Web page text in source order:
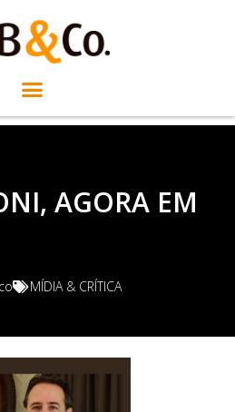
AGORA EM
MÍDIA & CRÍTICA